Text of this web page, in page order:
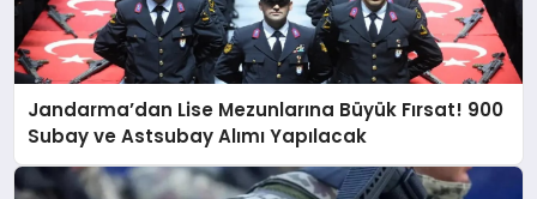
Jandarma’dan Lise Mezunlarına Büyük Fırsat! 900
Subay ve Astsubay Alımı Yapılacak